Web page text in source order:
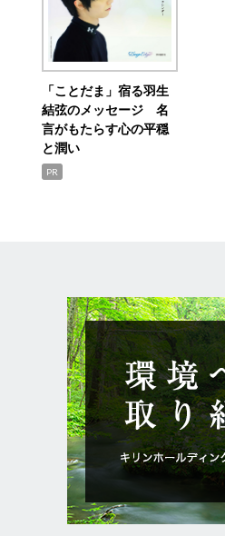
「ことだま」宿る羽生
結弦のメッセージ 名
言がもたらす心の平穏
と潤い
PR